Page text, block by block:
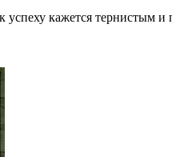
кажется тернистым